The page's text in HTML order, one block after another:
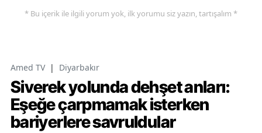
* Bu içerik ile ilgili yorum yok, ilk yorumu siz yazın, tartışalım *
Amed TV | Diyarbakır
Siverek yolunda dehşet anları:
Eşeğe çarpmamak isterken
bariyerlere savruldular